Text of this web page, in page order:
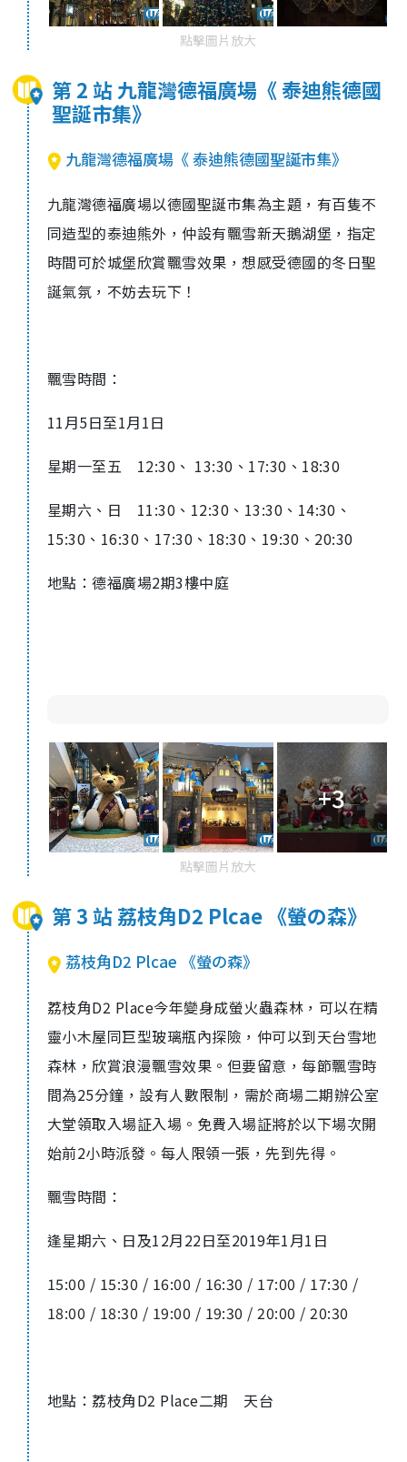
點擊圖片放大
第 2 站 九龍灣德福廣場《 泰迪熊德國
聖誕市集》
九龍灣德福廣場《 泰迪熊德國聖誕市集》
九龍灣德福廣場以德國聖誕市集為主題，有百隻不
同造型的泰迪熊外，仲設有飄雪新天鵝湖堡，指定
時間可於城堡欣賞飄雪效果，想感受德國的冬日聖
誕氣氛，不妨去玩下！
飄雪時間：
11月5日至1月1日
星期一至五 12:30 、 13:30 、 17:30 、 18:30
星期六、日 11:30 、 12:30 、 13:30 、 14:30 、
15:30 、 16:30 、 17:30 、 18:30 、 19:30 、 20:30
地點：德福廣場2期3樓中庭
+3
點擊圖片放大
第 3 站 荔枝角D2 Plcae 《螢の森》
荔枝角D2 Plcae 《螢の森》
荔枝角D2 Place今年變身成螢火蟲森林，可以在精
靈小木屋同巨型玻璃瓶內探險，仲可以到天台雪地
森林，欣賞浪漫飄雪效果。但要留意，每節飄雪時
間為25分鐘，設有人數限制，需於商場二期辦公室
大堂領取入場証入場。免費入場証將於以下場次開
始前2小時派發。每人限領一張，先到先得。
飄雪時間：
逢星期六、日及12月22日至2019年1月1 日
15:00 / 15:30 / 16:00 / 16:30 / 17:00 / 17:30 /
18:00 / 18:30 / 19:00 / 19:30 / 20:00 / 20:30
地點：荔枝角D2 Place二期 天台